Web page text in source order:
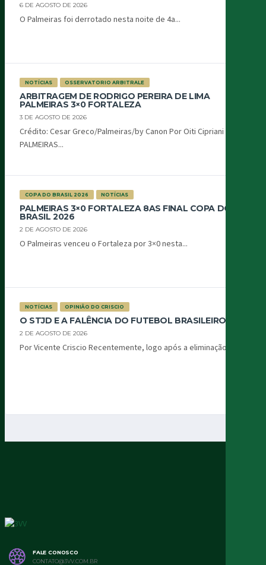
6 DE AGOSTO DE 2026
O Palmeiras foi derrotado nesta noite de 4a...
NOTÍCIAS OSSERVATORIO ARBITRALE
ARBITRAGEM DE RODRIGO PEREIRA DE LIMA
PALMEIRAS 3×0 FORTALEZA
3 DE AGOSTO DE 2026
Crédito: Cesar Greco/Palmeiras/by Canon Por Oiti Cipriani
PALMEIRAS...
COPA DO BRASIL 2026 NOTÍCIAS
PALMEIRAS 3×0 FORTALEZA 8AS FINAL COPA DO
BRASIL 2026
2 DE AGOSTO DE 2026
O Palmeiras venceu o Fortaleza por 3×0 nesta...
NOTÍCIAS OPINIÃO DO CRISCIO
O STJD E A FALÊNCIA DO FUTEBOL BRASILEIRO
2 DE AGOSTO DE 2026
Por Vicente Criscio Recentemente, logo após a eliminação...
FALE CONOSCO
CONTATO@3VV.COM.BR